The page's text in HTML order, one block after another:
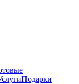
Подарки